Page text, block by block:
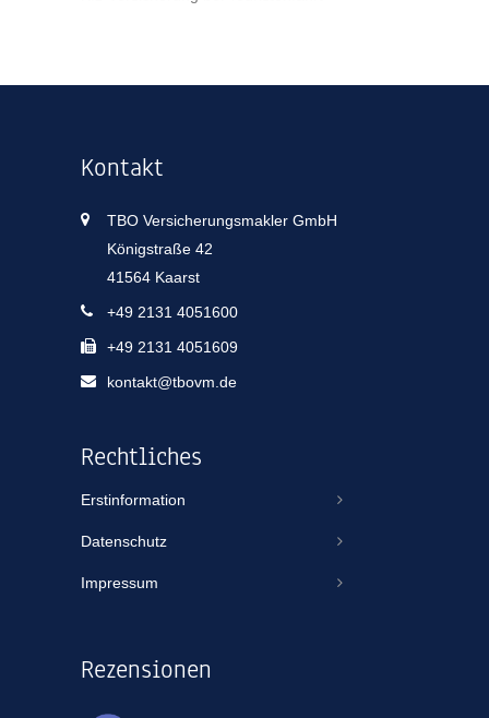
Kontakt
TBO Versicherungsmakler GmbH
Königstraße 42
41564 Kaarst
+49 2131 4051600
+49 2131 4051609
kontakt@tbovm.de
Rechtliches
Erstinformation
Datenschutz
Impressum
Rezensionen